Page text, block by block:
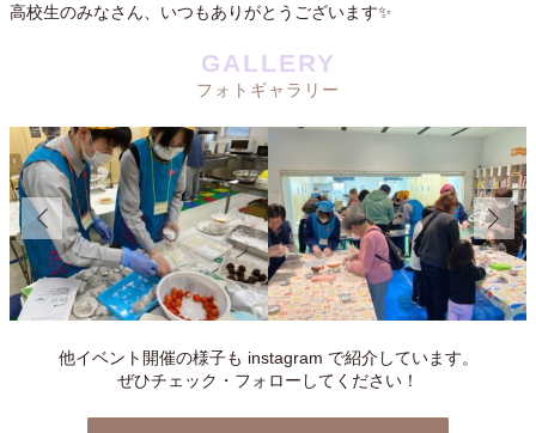
高校生のみなさん、いつもありがとうございます✨
GALLERY
フォトギャラリー
他イベント開催の様子も instagram で紹介しています。
ぜひチェック・フォローしてください！